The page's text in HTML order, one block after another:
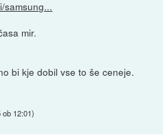
samsung...
mir.
bi kje dobil vse to še ceneje.
ob 12:01)